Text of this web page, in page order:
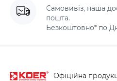
Самовивіз, наша
пошта.
Безкоштовно* по
Офіційна